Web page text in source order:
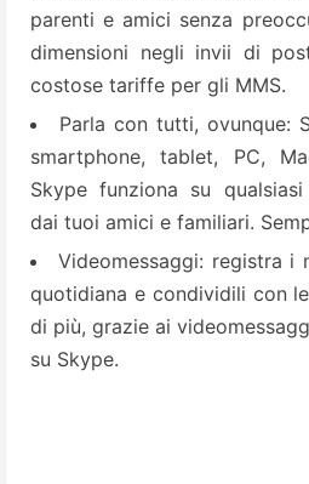
parenti e amici senza
dimensioni negli invii di
costose tariffe per gli MMS.
Parla con tutti, ovunque:
smartphone, tablet, PC,
Skype funziona su
dai tuoi amici e familiari.
Videomessaggi: registra i
quotidiana e condividili con
di più, grazie ai
su Skype.